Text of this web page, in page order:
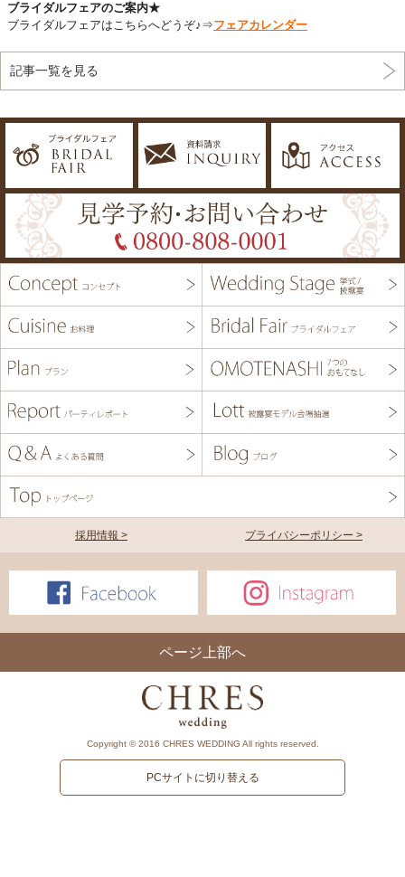
ブライダルフェアのご案内★
ブライダルフェアはこちらへどうぞ♪⇒フェアカレンダー
記事一覧を見る
採用情報 > プライバシーポリシー >
ページ上部へ
Copyright © 2016 CHRES WEDDING All rights reserved.
PCサイトに切り替える